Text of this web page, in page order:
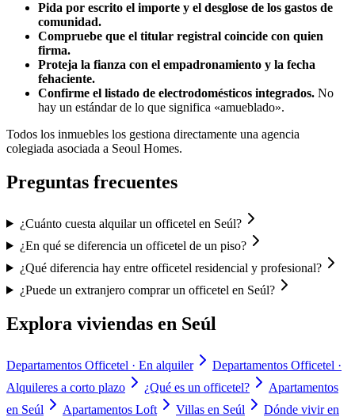
Pida por escrito el importe y el desglose de los gastos de
comunidad.
Compruebe que el titular registral coincide con quien
firma.
Proteja la fianza con el empadronamiento y la fecha
fehaciente.
Confirme el listado de electrodomésticos integrados. No
hay un estándar de lo que significa «amueblado».
Todos los inmuebles los gestiona directamente una agencia
colegiada asociada a Seoul Homes.
Preguntas frecuentes
¿Cuánto cuesta alquilar un officetel en Seúl?
¿En qué se diferencia un officetel de un piso?
¿Qué diferencia hay entre officetel residencial y profesional?
¿Puede un extranjero comprar un officetel en Seúl?
Explora viviendas en Seúl
Departamentos Officetel · En alquiler
Departamentos Officetel ·
Alquileres a corto plazo
¿Qué es un officetel?
Apartamentos
en Seúl
Apartamentos Loft Villas en Seúl
Dónde vivir en